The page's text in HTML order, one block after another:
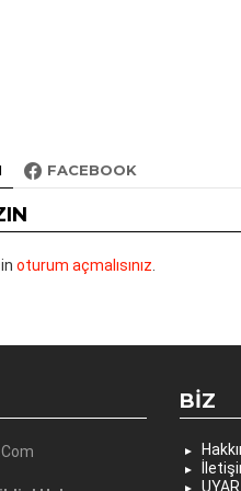
FACEBOOK
oturum açmalısınız
BIZ